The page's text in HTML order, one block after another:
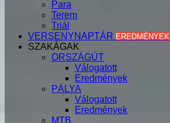
Para
Terem
Triál
VERSENYNAPTÁR EREDMÉNYEK
SZAKÁGAK
ORSZÁGÚT
Válogatott
Eredmények
PÁLYA
Válogatott
Eredmények
MTB